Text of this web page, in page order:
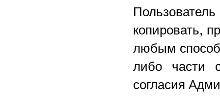
копировать,
любым
либо части
согласия